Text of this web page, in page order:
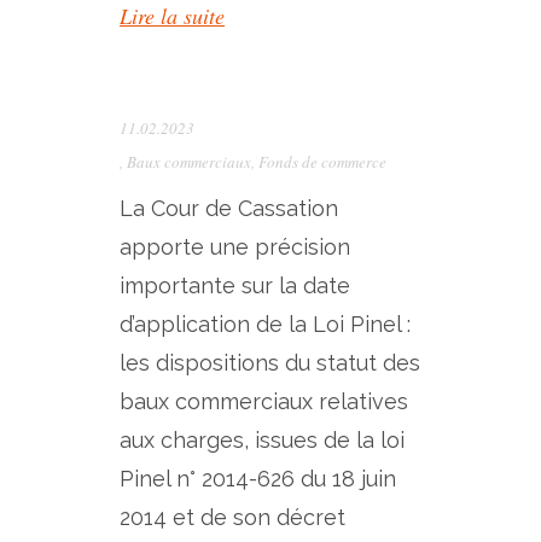
Lire la suite
11.02.2023
, Baux commerciaux, Fonds de commerce
La Cour de Cassation
apporte une précision
importante sur la date
d’application de la Loi Pinel :
les dispositions du statut des
baux commerciaux relatives
aux charges, issues de la loi
Pinel n° 2014-626 du 18 juin
2014 et de son décret